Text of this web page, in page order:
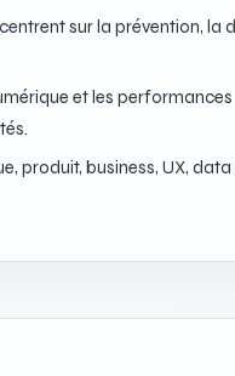
sur la prévention, la
et les performances
produit, business, UX, data